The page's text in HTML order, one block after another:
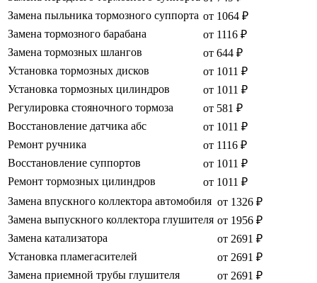
Замена пыльника тормозного суппорта от 1064 ₽
Замена тормозного барабана
от 1116 ₽
Замена тормозных шлангов
от 644 ₽
Установка тормозных дисков
от 1011 ₽
Установка тормозных цилиндров
от 1011 ₽
Регулировка стояночного тормоза
от 581 ₽
Восстановление датчика абс
от 1011 ₽
Ремонт ручника
от 1116 ₽
Восстановление суппортов
от 1011 ₽
Ремонт тормозных цилиндров
от 1011 ₽
Замена впускного коллектора автомобиля от 1326 ₽
Замена выпускного коллектора глушителя от 1956 ₽
Замена катализатора
от 2691 ₽
Установка пламегасителей
от 2691 ₽
Замена приемной трубы глушителя
от 2691 ₽